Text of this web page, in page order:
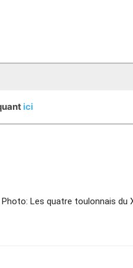
ici
Photo: Les quatre toulonnais du